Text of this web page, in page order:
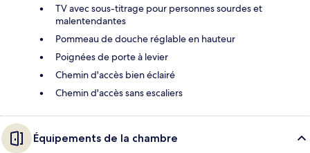
TV avec sous-titrage pour personnes sourdes et
malentendantes
Pommeau de douche réglable en hauteur
Poignées de porte à levier
Chemin d'accès bien éclairé
Chemin d'accès sans escaliers
Équipements de la chambre